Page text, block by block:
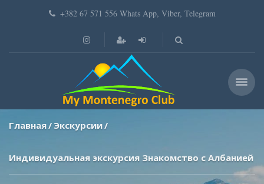
+382 67 571 556 Whats App, Viber, Telegram
Главная Экскурсии
Индивидуальная экскурсия Знакомство с Албанией